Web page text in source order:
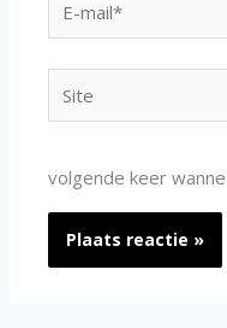
mail*
volgende keer